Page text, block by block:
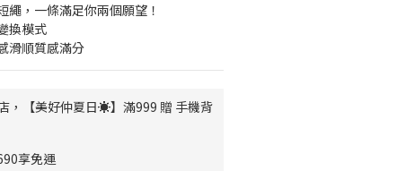
繩，一條滿足你兩個願望！
換模式
滑順質感滿分
，【美好仲夏日☀️】滿999 贈 手機背
享免運